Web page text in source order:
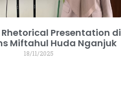
Presentation di
Miftahul Huda Nganjuk
18/11/2025